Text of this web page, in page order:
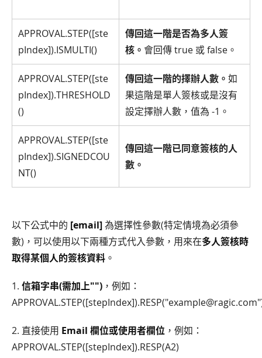
APPROVAL.STEP([ste
pIndex]).ISMULTI()
傳回這一階是否為多人簽
核。 會回傳 true 或 false。
APPROVAL.STEP([ste
pIndex]).THRESHOLD
()
傳回這一階的擇辦人數。 如
果這階是單人簽核或是沒有
設定擇辦人數，值為 -1。
APPROVAL.STEP([ste
pIndex]).SIGNEDCOU
NT()
傳回這一階已同意簽核的人
數。
以下公式中的 [email]為選擇性參數(特定情境為必須參
數)，可以使用以下兩種方式代入參數，用來在多人簽核時
取得某個人的簽核資料 。
1. 信箱字串(需加上"") ，例如：
2. 直接使用 Email 欄位或使用者欄位 ，例如：
APPROVAL.STEP([stepIndex]).RESP(A2)